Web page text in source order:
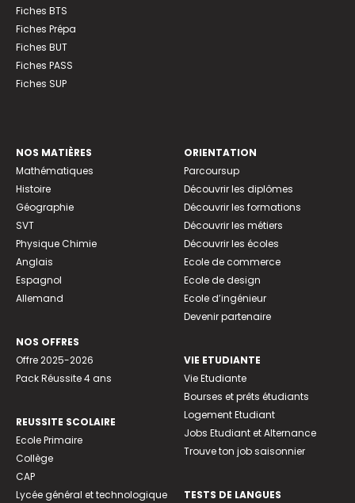
Fiches BTS
Fiches Prépa
Fiches BUT
Fiches PASS
Fiches SUP
NOS MATIÈRES
Mathématiques
Histoire
Géographie
SVT
Physique Chimie
Anglais
Espagnol
Allemand
NOS OFFRES
Offre 2025-2026
Pack Réussite 4 ans
REUSSITE SCOLAIRE
Ecole Primaire
Collège
CAP
Lycée général et technologique
ORIENTATION
Parcoursup
Découvrir les diplômes
Découvrir les formations
Découvrir les métiers
Découvrir les écoles
Ecole de commerce
Ecole de design
Ecole d’ingénieur
Devenir partenaire
VIE ETUDIANTE
Vie Etudiante
Bourses et prêts étudiants
Logement Etudiant
Jobs Etudiant et Alternance
Trouve ton job saisonnier
TESTS DE LANGUES